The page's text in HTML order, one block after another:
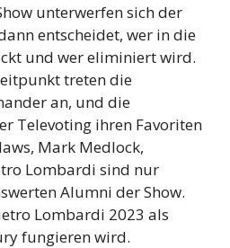
unterwerfen sich der
entscheidet, wer in die
und wer eliminiert wird.
treten die
an, und die
Televoting ihren Favoriten
Mark Medlock,
Lombardi sind nur
Alumni der Show.
Lombardi 2023 als
fungieren wird.